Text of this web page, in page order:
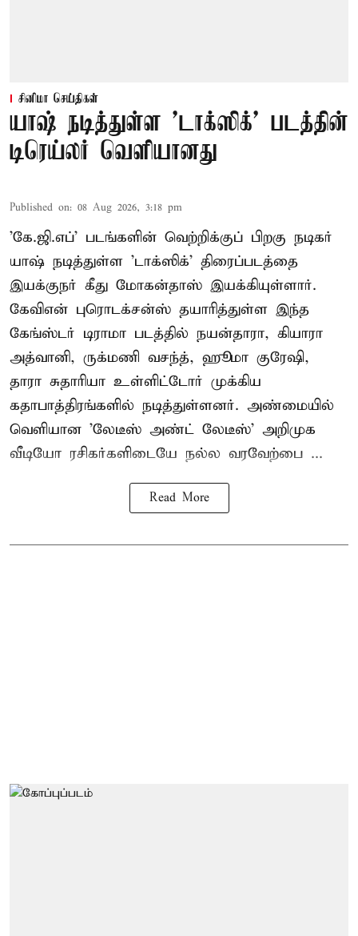
சினிமா செய்திகள்
யாஷ் நடித்துள்ள 'டாக்‌ஸிக்' படத்தின்
டிரெய்லர் வெளியானது
Published on: 08 Aug 2026, 3:18 pm
'கே.ஜி.எப்' படங்களின் வெற்றிக்குப் பிறகு நடிகர்
யாஷ் நடித்துள்ள 'டாக்ஸிக்' திரைப்படத்தை
இயக்குநர் கீது மோகன்தாஸ் இயக்கியுள்ளார்.
கேவிஎன் புரொடக்சன்ஸ் தயாரித்துள்ள இந்த
கேங்ஸ்டர் டிராமா படத்தில் நயன்தாரா, கியாரா
அத்வானி, ருக்மணி வசந்த், ஹூமா குரேஷி,
தாரா சுதாரியா உள்ளிட்டோர் முக்கிய
கதாபாத்திரங்களில் நடித்துள்ளனர். அண்மையில்
வெளியான 'லேடீஸ் அண்ட் லேடீஸ்' அறிமுக
வீடியோ ரசிகர்களிடையே நல்ல வரவேற்பை ...
Read More